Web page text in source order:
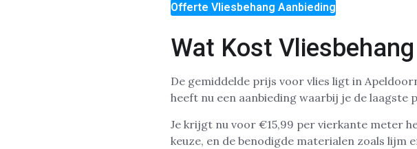
Offerte Vliesbehang Aanbieding
Wat Kost
De gemiddelde prijs voor vlies ligt in
heeft nu een aanbieding waarbij je de
Je krijgt nu voor €15,99 per vierkante meter
keuze, en de benodigde materialen zoals lijm